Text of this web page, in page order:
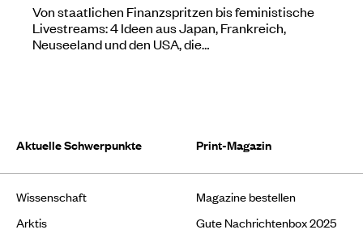
Von staatlichen Finanzspritzen bis feministische
Livestreams: 4 Ideen aus Japan, Frankreich,
Neuseeland und den USA, die…
Aktuelle Schwerpunkte
Wissenschaft
Arktis
Print-Magazin
Magazine bestellen
Gute Nachrichtenbox 2025